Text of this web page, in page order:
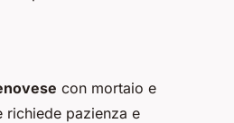
con mortaio e
richiede pazienza e